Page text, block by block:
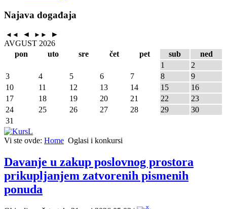
Najava događaja
◄◄ ◄ ►►
►
AVGUST 2026
pon
uto sre čet pet sub
ned
1
2
3
4 5 6 7 8
9
10
11 12 13 14 15
16
17
18 19 20 21 22
23
24
25 26 27 28 29
30
31
Vi ste ovde: Home Oglasi i konkursi
Davanje u zakup poslovnog prostora
prikuplјanjem zatvorenih pismenih
ponuda